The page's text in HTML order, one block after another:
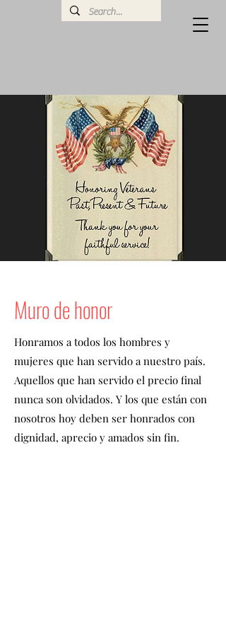
Muro de honor
Honramos a todos los hombres y
mujeres que han servido a nuestro país.
Aquellos que han servido el precio final
nunca son olvidados. Y los que están con
nosotros hoy deben ser honrados con
dignidad, aprecio y amados sin fin.